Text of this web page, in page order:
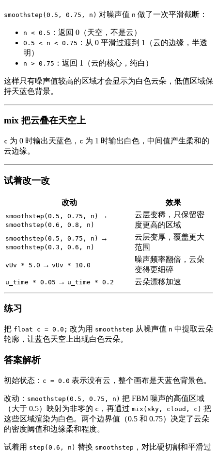
smoothstep(0.5, 0.75, n) 对噪声值 n 做了一次平滑截断：
n < 0.5 ：返回 0（天空，不是云）
0.5 < n < 0.75 ：从 0 平滑过渡到 1（云的边缘，半透
明）
n > 0.75 ：返回 1（云的核心，纯白）
这样只有噪声值较高的区域才会显示为白色云朵，低值区域保
持天蓝色背景。
mix 把云叠在天空上
c 为 0 时输出天蓝色， c 为 1 时输出白色，中间值产生柔和的
云边缘。
试着改一改
改动 效果
smoothstep(0.5, 0.75, n) →
smoothstep(0.6, 0.8, n)
云层变稀，只保留密
度更高的区域
smoothstep(0.5, 0.75, n) →
smoothstep(0.3, 0.6, n)
云层变厚，覆盖更大
范围
vUv * 5.0 → vUv * 10.0
噪声频率翻倍，云朵
变得更细碎
u_time * 0.05 → u_time * 0.2 云朵漂移加速
练习
把 float c = 0.0; 改为用 smoothstep 从噪声值 n 中提取云朵
轮廓，让蓝色天空上出现白色云朵。
答案解析
初始状态： c = 0.0 表示没有云，整个画布是天蓝色背景色。
改动： smoothstep(0.5, 0.75, n) 把 FBM 噪声的高值区域
（大于 0.5）映射为非零的 c ，再通过 mix(sky, cloud, c) 把
这些区域渲染为白色。两个边界值（0.5 和 0.75）决定了云朵
的密度阈值和边缘柔和程度。
试着用 step(0.6, n) 替换 smoothstep ，对比硬切割和平滑过